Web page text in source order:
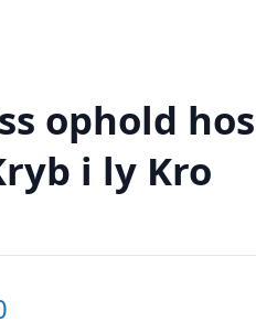
ophold hos
i ly Kro